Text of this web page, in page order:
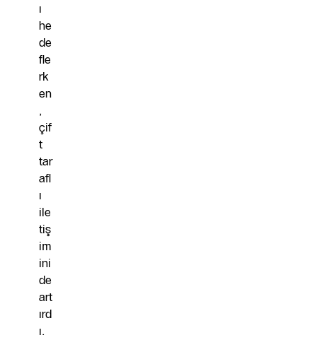
ı
he
de
fle
rk
en
,
çif
t
tar
afl
ı
ile
tiş
im
ini
de
art
ırd
ı.